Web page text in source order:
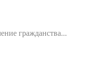
гражданства...